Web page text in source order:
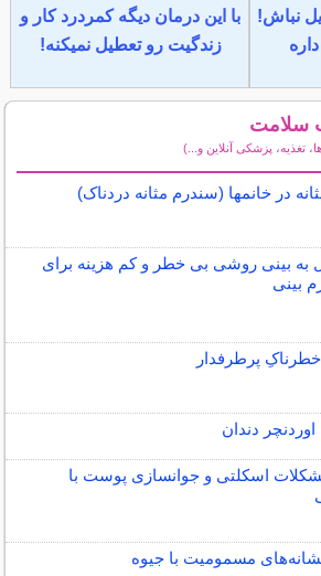
نباش!
با این درمان دیگه کمردرد کار و
زندگیت رو تعطیل نمیکنه!
سلامت
تغذیه، پزشکی آنلاین و...)
در خانمها (سندرم مثانه دردناک)
به بینی روشی بی خطر و کم هزینه برای
بینی
خطرناکِ پرطرفدار
دندان
اسکلتی و جوانسازی پوست با
مسمومیت با جیوه